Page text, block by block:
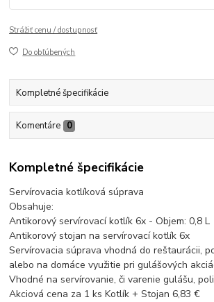
Strážiť cenu / dostupnosť
Do obľúbených
Kompletné špecifikácie
Komentáre 0
Kompletné špecifikácie
Servírovacia kotlíková súprava
Obsahuje:
Antikorový servírovací kotlík 6x - Objem: 0,8 L
Antikorový stojan na servírovací kotlík 6x
Servírovacia súprava vhodná do reštaurácii,
alebo na domáce využitie pri gulášových
Vhodné na servírovanie, či varenie gulášu,
Akciová cena za 1 ks Kotlík + Stojan 6,83 €